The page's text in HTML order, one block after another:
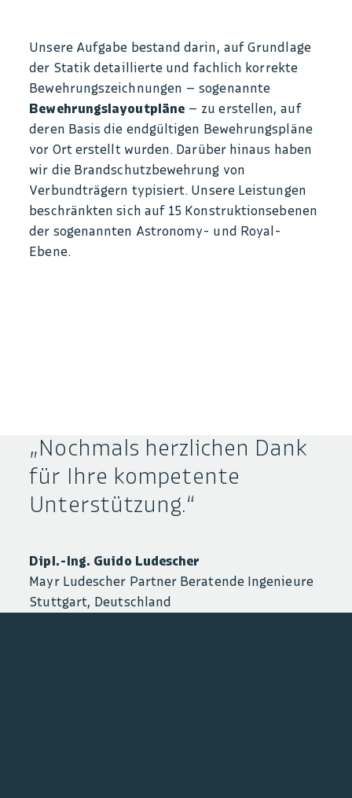
Unsere Aufgabe bestand darin, auf Grundlage
der Statik detaillierte und fachlich korrekte
Bewehrungszeichnungen – sogenannte
Bewehrungslayoutpläne – zu erstellen, auf
deren Basis die endgültigen Bewehrungspläne
vor Ort erstellt wurden. Darüber hinaus haben
wir die Brandschutzbewehrung von
Verbundträgern typisiert. Unsere Leistungen
beschränkten sich auf 15 Konstruktionsebenen
der sogenannten Astronomy- und Royal-
Ebene.
Nochmals herzlichen Dank
für Ihre kompetente
Unterstützung.
Dipl.-Ing. Guido Ludescher
Mayr Ludescher Partner Beratende Ingenieure
Stuttgart, Deutschland